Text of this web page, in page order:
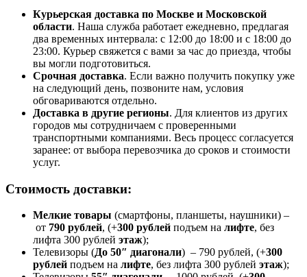
Курьерская доставка по Москве и Московской
области. Наша служба работает ежедневно, предлагая
два временных интервала: с 12:00 до 18:00 и с 18:00 до
23:00. Курьер свяжется с вами за час до приезда, чтобы
вы могли подготовиться.
Срочная доставка. Если важно получить покупку уже
на следующий день, позвоните нам, условия
обговариваются отдельно.
Доставка в другие регионы. Для клиентов из других
городов мы сотрудничаем с проверенными
транспортными компаниями. Весь процесс согласуется
заранее: от выбора перевозчика до сроков и стоимости
услуг.
Стоимость доставки:
Мелкие товары (смартфоны, планшеты, наушники) –
от 790 рублей, (+300 рублей подъем на лифте, без
лифта 300 рублей этаж);
Телевизоры (До 50″ диагонали) – 790 рублей, (+300
рублей подъем на лифте, без лифта 300 рублей этаж);